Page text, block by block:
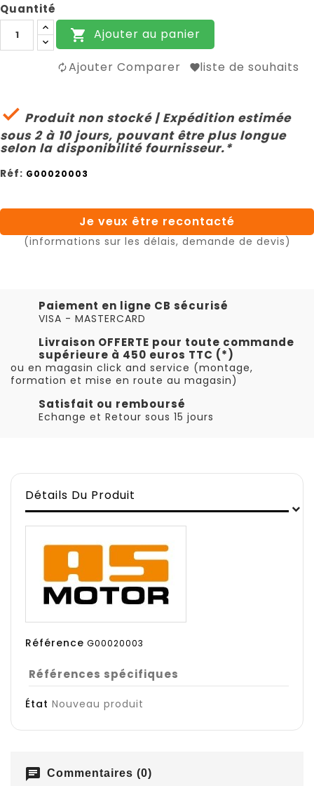
Quantité
 Ajouter au panier
Ajouter Comparer liste de souhaits
 Produit non stocké | Expédition estimée
sous 2 à 10 jours, pouvant être plus longue
selon la disponibilité fournisseur.*
Réf: G00020003
Je veux être recontacté
(informations sur les délais, demande de devis)
Paiement en ligne CB sécurisé
VISA - MASTERCARD
Livraison OFFERTE pour toute commande
supérieure à 450 euros TTC (*)
ou en magasin click and service (montage,
formation et mise en route au magasin)
Satisfait ou remboursé
Echange et Retour sous 15 jours
Détails Du Produit
Référence G00020003
Références spécifiques
État Nouveau produit
chat Commentaires (0)